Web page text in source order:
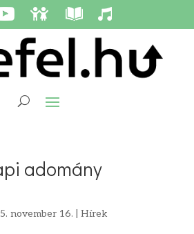
adomány
november 16. Hírek